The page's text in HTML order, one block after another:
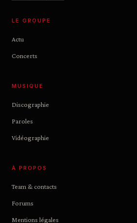
LE GROUPE
Actu
Concerts
MUSIQUE
Discographie
Paroles
Vidéographie
À PROPOS
Team & contacts
Forums
Mentions légales